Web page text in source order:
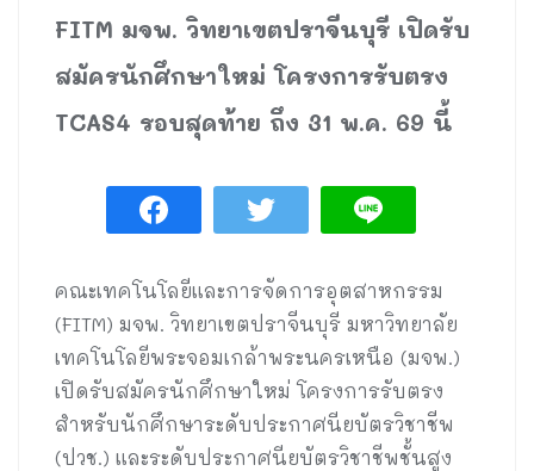
FITM มจพ. วิทยาเขตปราจีนบุรี เปิดรับ
สมัครนักศึกษาใหม่ โครงการรับตรง
TCAS4 รอบสุดท้าย ถึง 31 พ.ค. 69 นี้
คณะเทคโนโลยีและการจัดการอุตสาหกรรม
(FITM) มจพ. วิทยาเขตปราจีนบุรี มหาวิทยาลัย
เทคโนโลยีพระจอมเกล้าพระนครเหนือ (มจพ.)
เปิดรับสมัครนักศึกษาใหม่ โครงการรับตรง
สำหรับนักศึกษาระดับประกาศนียบัตรวิชาชีพ
(ปวช.) และระดับประกาศนียบัตรวิชาชีพชั้นสูง